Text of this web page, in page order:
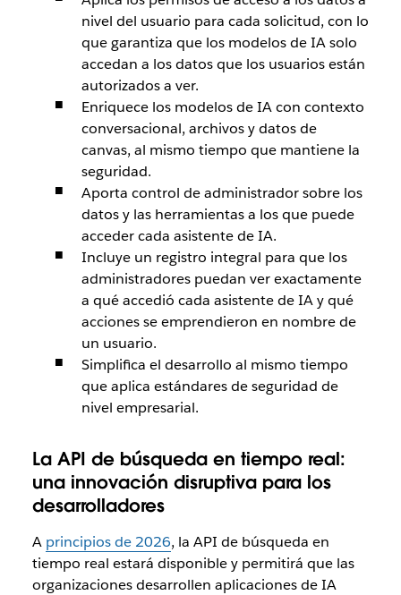
nivel del usuario para cada solicitud, con lo
que garantiza que los modelos de IA solo
accedan a los datos que los usuarios están
autorizados a ver.
Enriquece los modelos de IA con contexto
conversacional, archivos y datos de
canvas, al mismo tiempo que mantiene la
seguridad.
Aporta control de administrador sobre los
datos y las herramientas a los que puede
acceder cada asistente de IA.
Incluye un registro integral para que los
administradores puedan ver exactamente
a qué accedió cada asistente de IA y qué
acciones se emprendieron en nombre de
un usuario.
Simplifica el desarrollo al mismo tiempo
que aplica estándares de seguridad de
nivel empresarial.
La API de búsqueda en tiempo real:
una innovación disruptiva para los
desarrolladores
A principios de 2026, la API de búsqueda en
tiempo real estará disponible y permitirá que las
organizaciones desarrollen aplicaciones de IA